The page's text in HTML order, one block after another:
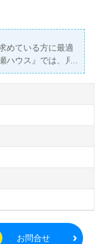
めている方に最適
ハウス』では、月
与を提供し、年2
は、特定疾患を抱
で、入居定員は20
様一人ひとりに対
提供することが可
しており、ホスピ
分の資格や経験を
族に寄り添いたい
職場です。
るウィルオブ介護
いったサービスを
お問合せ